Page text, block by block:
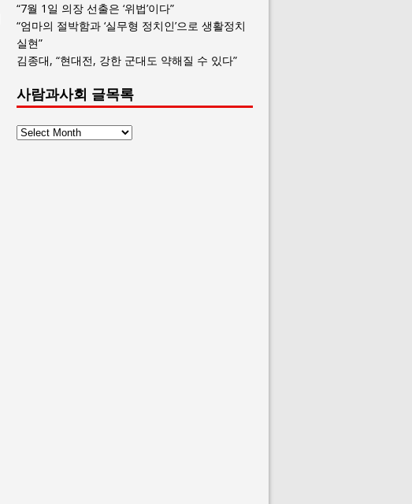
“7월 1일 의장 선출은 ‘위법’이다”
“엄마의 절박함과 ‘실무형 정치인’으로 생활정치
실현”
김종대, “현대전, 강한 군대도 약해질 수 있다”
사람과사회 글목록
사